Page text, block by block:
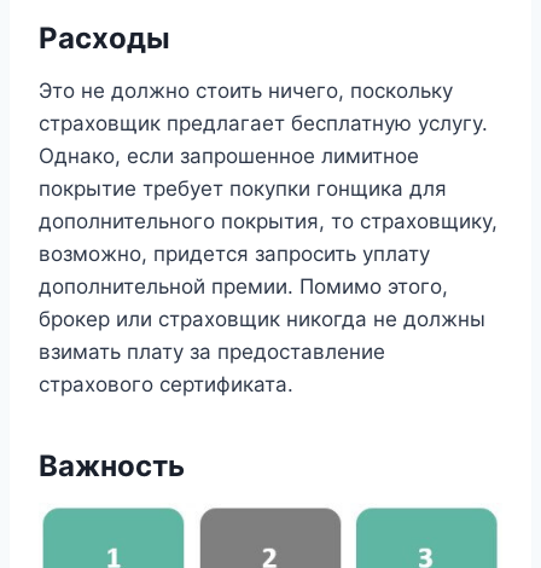
Расходы
Это не должно стоить ничего, поскольку
страховщик предлагает бесплатную услугу.
Однако, если запрошенное лимитное
покрытие требует покупки гонщика для
дополнительного покрытия, то страховщику,
возможно, придется запросить уплату
дополнительной премии. Помимо этого,
брокер или страховщик никогда не должны
взимать плату за предоставление
страхового сертификата.
Важность